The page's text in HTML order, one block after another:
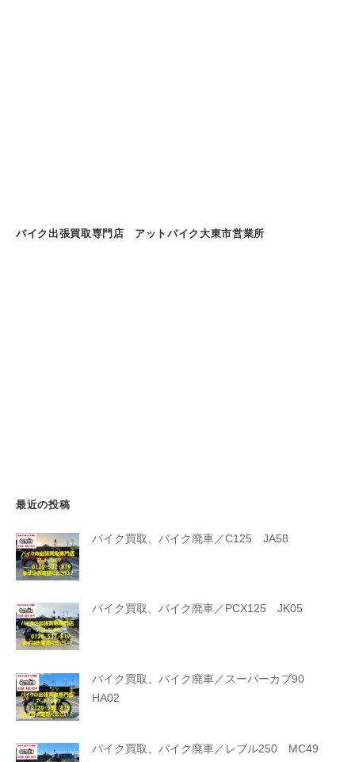
バイク出張買取専門店 アットバイク大東市営業所
最近の投稿
バイク買取、バイク廃車／C125 JA58
バイク買取、バイク廃車／PCX125 JK05
バイク買取、バイク廃車／スーパーカブ90
HA02
バイク買取、バイク廃車／レブル250 MC49